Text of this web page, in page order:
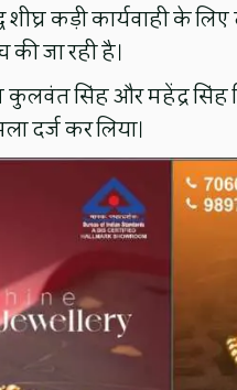
कड़ी कार्यवाही के
जा रही है।
सिंह और महेंद्र सिंह
दर्ज कर लिया।